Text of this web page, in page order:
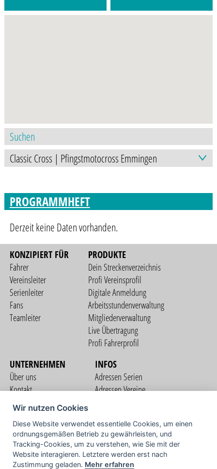
PROGRAMMHEFT
Derzeit keine Daten vorhanden.
KONZIPIERT FÜR
Fahrer
Vereinsleiter
Serienleiter
Fans
Teamleiter
PRODUKTE
Dein Streckenverzeichnis
Profi Vereinsprofil
Digitale Anmeldung
Arbeitsstundenverwaltung
Mitgliederverwaltung
Live Übertragung
Profi Fahrerprofil
UNTERNEHMEN
Über uns
Kontakt
Nutzungsbedingungen
Datenschutzerklärung
Impressum
INFOS
Adressen Serien
Adressen Vereine
COMMUNITY
Wir nutzen Cookies
Diese Website verwendet essentielle Cookies, um einen
ordnungsgemäßen Betrieb zu gewährleisten, und
Tracking-Cookies, um zu verstehen, wie Sie mit der
Website interagieren. Letztere werden erst nach
Zustimmung geladen. Mehr erfahren